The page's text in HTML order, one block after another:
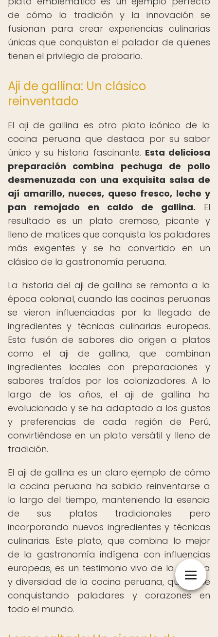
de cómo la tradición y la innovación se
fusionan para crear experiencias culinarias
únicas que conquistan el paladar de quienes
tienen el privilegio de probarlo.
Aji de gallina: Un clásico
reinventado
El aji de gallina es otro plato icónico de la
cocina peruana que destaca por su sabor
único y su historia fascinante. Esta deliciosa
preparación combina pechuga de pollo
desmenuzada con una exquisita salsa de
ají amarillo, nueces, queso fresco, leche y
pan remojado en caldo de gallina. El
resultado es un plato cremoso, picante y
lleno de matices que conquista los paladares
más exigentes y se ha convertido en un
clásico de la gastronomía peruana.
La historia del aji de gallina se remonta a la
época colonial, cuando las cocinas peruanas
se vieron influenciadas por la llegada de
ingredientes y técnicas culinarias europeas.
Esta fusión de sabores dio origen a platos
como el aji de gallina, que combinan
ingredientes locales con preparaciones y
sabores traídos por los colonizadores. A lo
largo de los años, el aji de gallina ha
evolucionado y se ha adaptado a los gustos
y preferencias de cada región de Perú,
convirtiéndose en un plato versátil y lleno de
tradición.
El aji de gallina es un claro ejemplo de cómo
la cocina peruana ha sabido reinventarse a
lo largo del tiempo, manteniendo la esencia
de sus platos tradicionales pero
incorporando nuevos ingredientes y técnicas
culinarias. Este plato, que combina lo mejor
de la gastronomía indígena con influencias
europeas, es un testimonio vivo de la riqueza
y diversidad de la cocina peruana, que sigue
conquistando paladares y corazones en
todo el mundo.